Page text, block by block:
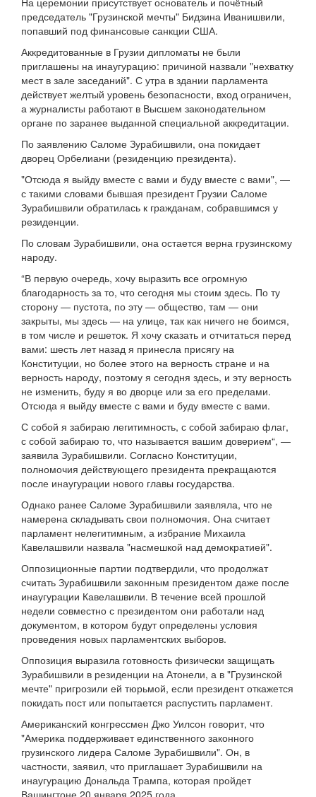
председатель "Грузинской мечты" Бидзина Иванишвили,
попавший под финансовые санкции США.
Аккредитованные в Грузии дипломаты не были
приглашены на инаугурацию: причиной назвали "нехватку
мест в зале заседаний". С утра в здании парламента
действует желтый уровень безопасности, вход ограничен,
а журналисты работают в Высшем законодательном
органе по заранее выданной специальной аккредитации.
По заявлению Саломе Зурабишвили, она покидает
дворец Орбелиани (резиденцию президента).
"Отсюда я выйду вместе с вами и буду вместе с вами", —
с такими словами бывшая президент Грузии Саломе
Зурабишвили обратилась к гражданам, собравшимся у
резиденции.
По словам Зурабишвили, она остается верна грузинскому
народу.
“В первую очередь, хочу выразить все огромную
благодарность за то, что сегодня мы стоим здесь. По ту
сторону — пустота, по эту — общество, там — они
закрыты, мы здесь — на улице, так как ничего не боимся,
в том числе и решеток. Я хочу сказать и отчитаться перед
вами: шесть лет назад я принесла присягу на
Конституции, но более этого на верность стране и на
верность народу, поэтому я сегодня здесь, и эту верность
не изменить, буду я во дворце или за его пределами.
Отсюда я выйду вместе с вами и буду вместе с вами.
С собой я забираю легитимность, с собой забираю флаг,
с собой забираю то, что называется вашим доверием“, —
заявила Зурабишвили. Согласно Конституции,
полномочия действующего президента прекращаются
после инаугурации нового главы государства.
Однако ранее Саломе Зурабишвили заявляла, что не
намерена складывать свои полномочия. Она считает
парламент нелегитимным, а избрание Михаила
Кавелашвили назвала "насмешкой над демократией".
Оппозиционные партии подтвердили, что продолжат
считать Зурабишвили законным президентом даже после
инаугурации Кавелашвили. В течение всей прошлой
недели совместно с президентом они работали над
документом, в котором будут определены условия
проведения новых парламентских выборов.
Оппозиция выразила готовность физически защищать
Зурабишвили в резиденции на Атонели, а в "Грузинской
мечте" пригрозили ей тюрьмой, если президент откажется
покидать пост или попытается распустить парламент.
Американский конгрессмен Джо Уилсон говорит, что
"Америка поддерживает единственного законного
грузинского лидера Саломе Зурабишвили". Он, в
частности, заявил, что приглашает Зурабишвили на
инаугурацию Дональда Трампа, которая пройдет